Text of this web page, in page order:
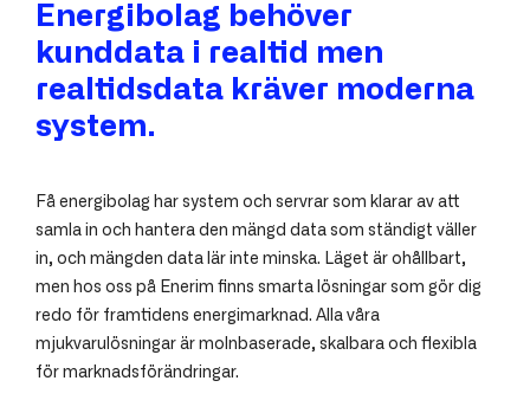
Energibolag behöver
kunddata i realtid men
realtidsdata kräver moderna
system.
Få energibolag har system och servrar som klarar av att
samla in och hantera den mängd data som ständigt väller
in, och mängden data lär inte minska. Läget är ohållbart,
men hos oss på Enerim finns smarta lösningar som gör dig
redo för framtidens energimarknad. Alla våra
mjukvarulösningar är molnbaserade, skalbara och flexibla
för marknadsförändringar.